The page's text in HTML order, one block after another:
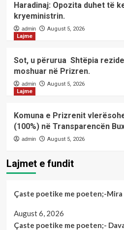
Haradinaj: Opozita duhet të
kryeministrin.
admin
August 5, 2026
Lajme
Sot, u përurua Shtëpia
moshuar në Prizren.
admin
August 5, 2026
Lajme
Komuna e Prizrenit
(100%) në Transparencën
admin August 5, 2026
Lajmet e fundit
Çaste poetike me poeten;-Mira
August 6, 2026
Çaste poetike me poeten;-